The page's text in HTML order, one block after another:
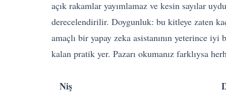
açık rakamlar yayımlamaz ve kesin sayılar
derecelendirilir. Doygunluk: bu kitleye zaten
amaçlı bir yapay zeka asistanının yeterince
kalan pratik yer. Pazarı okumanız farklıysa
Niş